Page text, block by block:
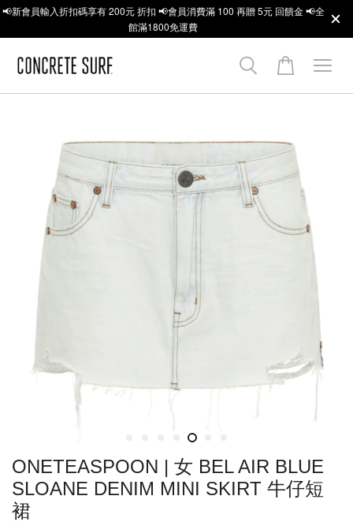
📢新會員輸入折扣碼享有 200元 折扣 📢會員消費滿 100 再贈 5元 回饋金 📢全
館滿1800免運費
ONETEASPOON | 女 BEL AIR BLUE
SLOANE DENIM MINI SKIRT 牛仔短
裙